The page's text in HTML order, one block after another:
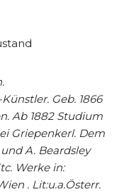
Geb. 1866
Ab 1882 Studium
Griepenkerl. Dem
A. Beardsley
Werke in:
. Lit:u.a.Österr.